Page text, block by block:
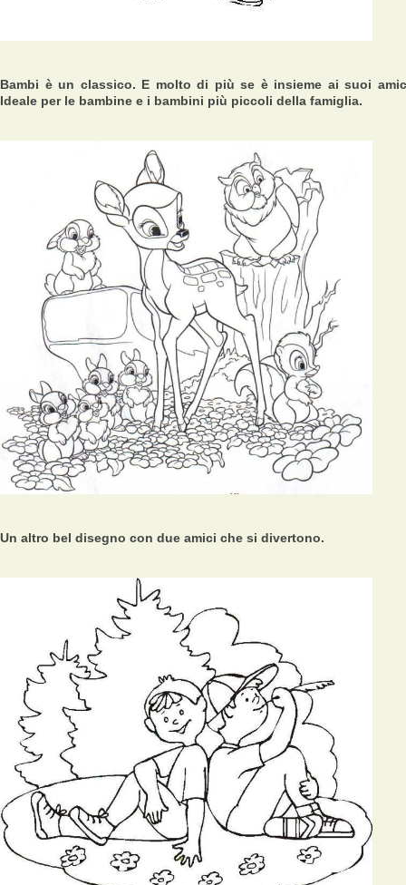
Bambi è un classico. E molto di più se è insieme ai suoi
Ideale per le bambine e i bambini più piccoli della famiglia.
Un altro bel disegno con due amici che si divertono.